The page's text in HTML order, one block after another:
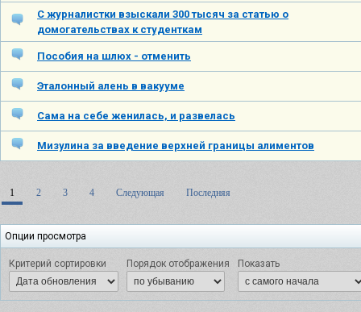
С журналистки взыскали 300 тысяч за статью о
домогательствах к студенткам
Пособия на шлюх - отменить
Эталонный алень в вакууме
Сама на себе женилась, и развелась
Мизулина за введение верхней границы алиментов
1 2 3 4 Следующая Последняя
Опции просмотра
Критерий сортировки Порядок отображения Показать